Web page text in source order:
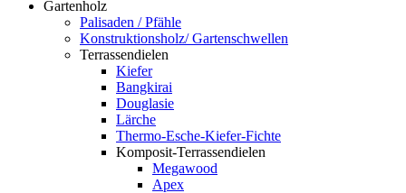
Gartenholz
Palisaden / Pfähle
Konstruktionsholz/ Gartenschwellen
Terrassendielen
Kiefer
Bangkirai
Douglasie
Lärche
Thermo-Esche-Kiefer-Fichte
Komposit-Terrassendielen
Megawood
Apex